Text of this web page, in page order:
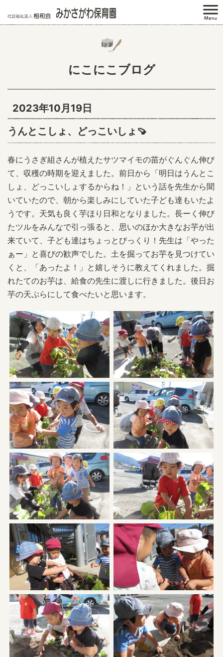
にこにこブログ
2023年10月19日
うんとこしょ、どっこいしょ🍠
春にうさぎ組さんが植えたサツマイモの苗がぐんぐん伸び
て、収穫の時期を迎えました。前日から「明日はうんとこ
しょ、どっこいしょするからね！」という話を先生から聞
いていたので、朝から楽しみにしていた子ども達もいたよ
うです。天気も良く芋ほり日和となりました。長ーく伸び
たツルをみんなで引っ張ると、思いのほか大きなお芋が出
来ていて、子ども達はちょっとびっくり！先生は「やった
ぁー」と喜びの歓声でした。土を掘ってお芋を見つけてい
くと、「あったよ！」と嬉しそうに教えてくれました。掘
れたてのお芋は、給食の先生に渡しに行きました。後日お
芋の天ぷらにして食べたいと思います。